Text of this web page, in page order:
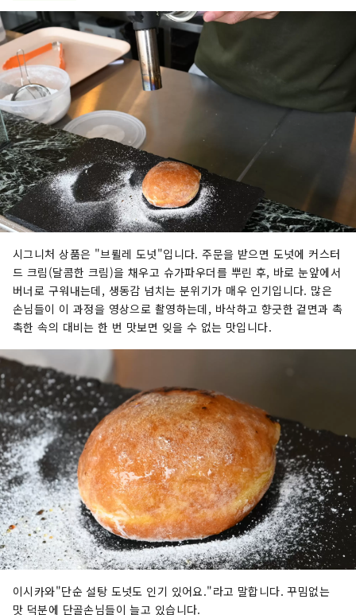
시그니처 상품은 "브륄레 도넛"입니다. 주문을 받으면 도넛에 커스터
드 크림(달콤한 크림)을 채우고 슈가파우더를 뿌린 후, 바로 눈앞에서
버너로 구워내는데, 생동감 넘치는 분위기가 매우 인기입니다. 많은
손님들이 이 과정을 영상으로 촬영하는데, 바삭하고 향긋한 겉면과 촉
촉한 속의 대비는 한 번 맛보면 잊을 수 없는 맛입니다.
이시카와"단순 설탕 도넛도 인기 있어요."라고 말합니다. 꾸밈없는
맛 덕분에 단골손님들이 늘고 있습니다.